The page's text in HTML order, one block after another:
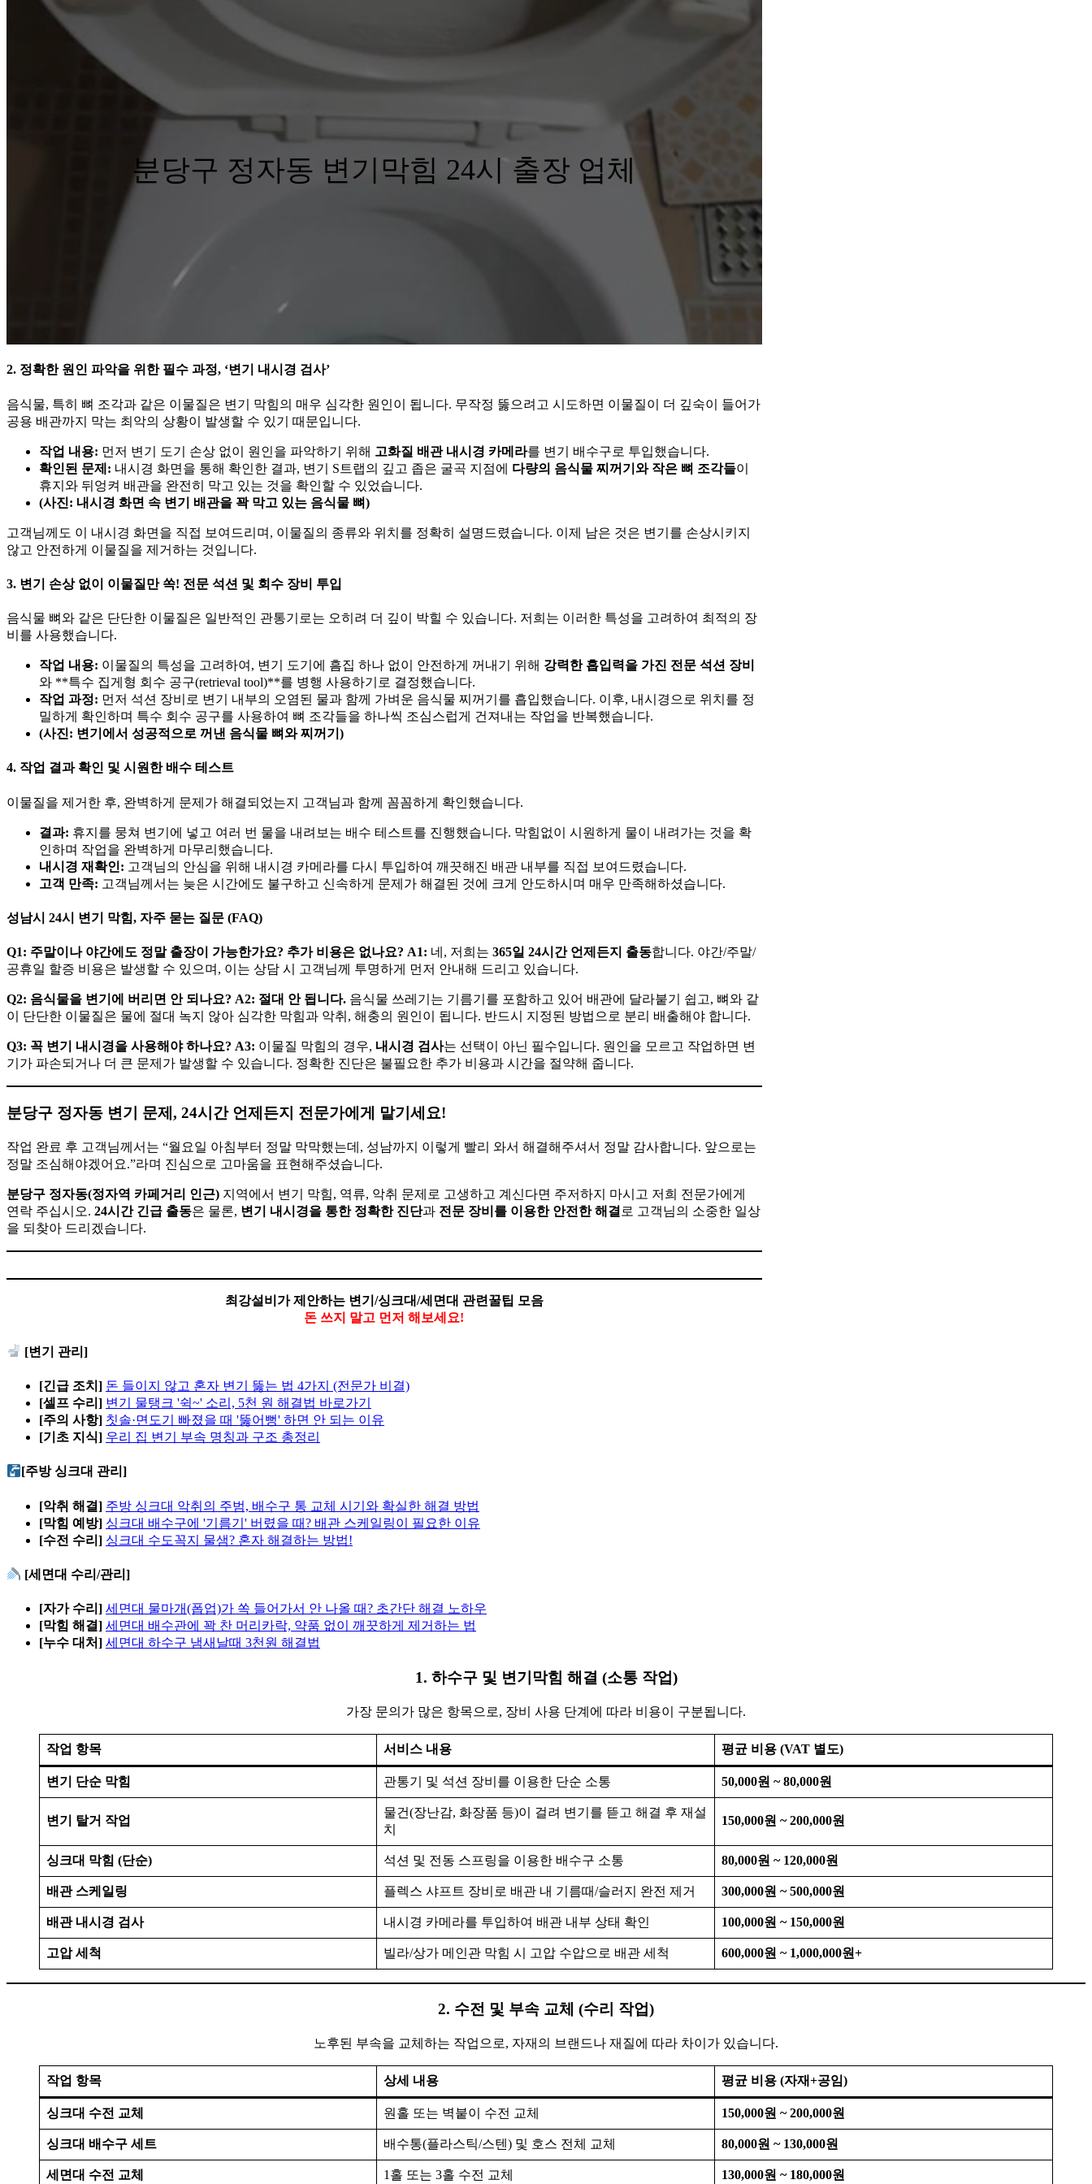
분당구 정자동 변기막힘 24시 출장 업체
2. 정확한 원인 파악을 위한 필수 과정, ‘변기 내시경 검사’
음식물, 특히 뼈 조각과 같은 이물질은 변기 막힘의 매우 심각한 원인이 됩니다. 무작정 뚫으려고 시도하면 이물질이 더 깊숙이 들어가
공용 배관까지 막는 최악의 상황이 발생할 수 있기 때문입니다.
작업 내용: 먼저 변기 도기 손상 없이 원인을 파악하기 위해 고화질 배관 내시경 카메라를 변기 배수구로 투입했습니다.
확인된 문제: 내시경 화면을 통해 확인한 결과, 변기 S트랩의 깊고 좁은 굴곡 지점에 다량의 음식물 찌꺼기와 작은 뼈 조각들이
휴지와 뒤엉켜 배관을 완전히 막고 있는 것을 확인할 수 있었습니다.
(사진: 내시경 화면 속 변기 배관을 꽉 막고 있는 음식물 뼈)
고객님께도 이 내시경 화면을 직접 보여드리며, 이물질의 종류와 위치를 정확히 설명드렸습니다. 이제 남은 것은 변기를 손상시키지
않고 안전하게 이물질을 제거하는 것입니다.
3. 변기 손상 없이 이물질만 쏙! 전문 석션 및 회수 장비 투입
음식물 뼈와 같은 단단한 이물질은 일반적인 관통기로는 오히려 더 깊이 박힐 수 있습니다. 저희는 이러한 특성을 고려하여 최적의 장
비를 사용했습니다.
작업 내용: 이물질의 특성을 고려하여, 변기 도기에 흠집 하나 없이 안전하게 꺼내기 위해 강력한 흡입력을 가진 전문 석션 장비
와 **특수 집게형 회수 공구(retrieval tool)**를 병행 사용하기로 결정했습니다.
작업 과정: 먼저 석션 장비로 변기 내부의 오염된 물과 함께 가벼운 음식물 찌꺼기를 흡입했습니다. 이후, 내시경으로 위치를 정
밀하게 확인하며 특수 회수 공구를 사용하여 뼈 조각들을 하나씩 조심스럽게 건져내는 작업을 반복했습니다.
(사진: 변기에서 성공적으로 꺼낸 음식물 뼈와 찌꺼기)
4. 작업 결과 확인 및 시원한 배수 테스트
이물질을 제거한 후, 완벽하게 문제가 해결되었는지 고객님과 함께 꼼꼼하게 확인했습니다.
결과: 휴지를 뭉쳐 변기에 넣고 여러 번 물을 내려보는 배수 테스트를 진행했습니다. 막힘없이 시원하게 물이 내려가는 것을 확
인하며 작업을 완벽하게 마무리했습니다.
내시경 재확인: 고객님의 안심을 위해 내시경 카메라를 다시 투입하여 깨끗해진 배관 내부를 직접 보여드렸습니다.
고객 만족: 고객님께서는 늦은 시간에도 불구하고 신속하게 문제가 해결된 것에 크게 안도하시며 매우 만족해하셨습니다.
성남시 24시 변기 막힘, 자주 묻는 질문 (FAQ)
Q1: 주말이나 야간에도 정말 출장이 가능한가요? 추가 비용은 없나요? A1: 네, 저희는 365일 24시간 언제든지 출동합니다. 야간/주말/
공휴일 할증 비용은 발생할 수 있으며, 이는 상담 시 고객님께 투명하게 먼저 안내해 드리고 있습니다.
Q2: 음식물을 변기에 버리면 안 되나요? A2: 절대 안 됩니다. 음식물 쓰레기는 기름기를 포함하고 있어 배관에 달라붙기 쉽고, 뼈와 같
이 단단한 이물질은 물에 절대 녹지 않아 심각한 막힘과 악취, 해충의 원인이 됩니다. 반드시 지정된 방법으로 분리 배출해야 합니다.
Q3: 꼭 변기 내시경을 사용해야 하나요? A3: 이물질 막힘의 경우, 내시경 검사는 선택이 아닌 필수입니다. 원인을 모르고 작업하면 변
기가 파손되거나 더 큰 문제가 발생할 수 있습니다. 정확한 진단은 불필요한 추가 비용과 시간을 절약해 줍니다.
분당구 정자동 변기 문제, 24시간 언제든지 전문가에게 맡기세요!
작업 완료 후 고객님께서는 “월요일 아침부터 정말 막막했는데, 성남까지 이렇게 빨리 와서 해결해주셔서 정말 감사합니다. 앞으로는
정말 조심해야겠어요.”라며 진심으로 고마움을 표현해주셨습니다.
분당구 정자동(정자역 카페거리 인근) 지역에서 변기 막힘, 역류, 악취 문제로 고생하고 계신다면 주저하지 마시고 저희 전문가에게
연락 주십시오. 24시간 긴급 출동은 물론, 변기 내시경을 통한 정확한 진단과 전문 장비를 이용한 안전한 해결 로 고객님의 소중한 일상
을 되찾아 드리겠습니다.
최강설비가 제안하는 변기/싱크대/세면대 관련꿀팁 모음
돈 쓰지 말고 먼저 해보세요!
[변기 관리]
[긴급 조치] 돈 들이지 않고 혼자 변기 뚫는 법 4가지 (전문가 비결)
[셀프 수리] 변기 물탱크 '쉭~' 소리, 5천 원 해결법 바로가기
[주의 사항] 칫솔·면도기 빠졌을 때 '뚫어뻥' 하면 안 되는 이유
[기초 지식] 우리 집 변기 부속 명칭과 구조 총정리
[주방 싱크대 관리]
[악취 해결] 주방 싱크대 악취의 주범, 배수구 통 교체 시기와 확실한 해결 방법
[막힘 예방] 싱크대 배수구에 '기름기' 버렸을 때? 배관 스케일링이 필요한 이유
[수전 수리] 싱크대 수도꼭지 물샘? 혼자 해결하는 방법!
[세면대 수리/관리]
[자가 수리] 세면대 물마개(폽업)가 쏙 들어가서 안 나올 때? 초간단 해결 노하우
[막힘 해결] 세면대 배수관에 꽉 찬 머리카락, 약품 없이 깨끗하게 제거하는 법
[누수 대처] 세면대 하수구 냄새날때 3천원 해결법
1. 하수구 및 변기막힘 해결 (소통 작업)
가장 문의가 많은 항목으로, 장비 사용 단계에 따라 비용이 구분됩니다.
작업 항목 서비스 내용 평균 비용 (VAT 별도)
변기 단순 막힘 관통기 및 석션 장비를 이용한 단순 소통 50,000원 ~ 80,000원
변기 탈거 작업
물건(장난감, 화장품 등)이 걸려 변기를 뜯고 해결 후 재설
치
150,000원 ~ 200,000원
싱크대 막힘 (단순) 석션 및 전동 스프링을 이용한 배수구 소통 80,000원 ~ 120,000원
배관 스케일링 플렉스 샤프트 장비로 배관 내 기름때/슬러지 완전 제거 300,000원 ~ 500,000원
배관 내시경 검사 내시경 카메라를 투입하여 배관 내부 상태 확인 100,000원 ~ 150,000원
고압 세척 빌라/상가 메인관 막힘 시 고압 수압으로 배관 세척 600,000원 ~ 1,000,000원+
2. 수전 및 부속 교체 (수리 작업)
노후된 부속을 교체하는 작업으로, 자재의 브랜드나 재질에 따라 차이가 있습니다.
작업 항목 상세 내용 평균 비용 (자재+공임)
싱크대 수전 교체 원홀 또는 벽붙이 수전 교체 150,000원 ~ 200,000원
싱크대 배수구 세트 배수통(플라스틱/스텐) 및 호스 전체 교체 80,000원 ~ 130,000원
세면대 수전 교체 1홀 또는 3홀 수전 교체 130,000원 ~ 180,000원